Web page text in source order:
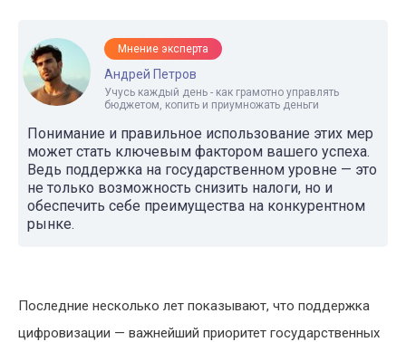
Мнение эксперта
Андрей Петров
Учусь каждый день - как грамотно управлять
бюджетом, копить и приумножать деньги
Понимание и правильное использование этих мер
может стать ключевым фактором вашего успеха.
Ведь поддержка на государственном уровне — это
не только возможность снизить налоги, но и
обеспечить себе преимущества на конкурентном
рынке.
Последние несколько лет показывают, что поддержка
цифровизации — важнейший приоритет государственных